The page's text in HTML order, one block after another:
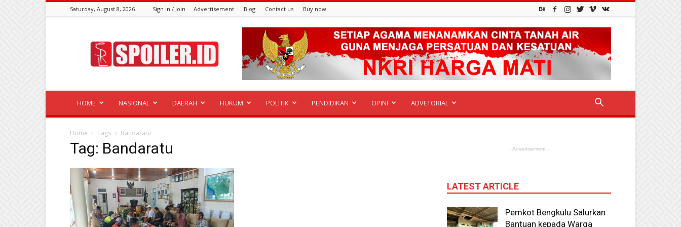
Saturday, August 8, 2026 Sign in / Join Advertisement Blog Contact us Buy now
HOME NASIONAL DAERAH HUKUM POLITIK PENDIDIKAN OPINI ADVETORIAL
Home Tags Bandaratu
Tag: Bandaratu - Advertisement -
LATEST ARTICLE
Pemkot Bengkulu Salurkan
Bantuan kepada Warga